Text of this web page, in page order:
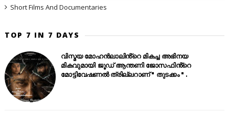
Short Films And Documentaries
TOP 7 IN 7 DAYS
വിസ്മയ മോഹൻലാലിൻ്റെ മികച്ച അഭിനയ
മികവുമായി ജൂഡ് ആന്തണി ജോസഫിൻ്റെ
മോട്ടിവേഷണൽ ത്രില്ലറാണ് " തുടക്കം " .